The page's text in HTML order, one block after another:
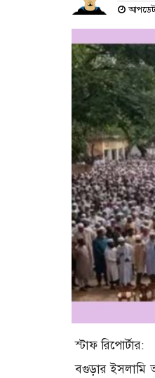
আপডেট
স্টাফ রিপোর্টার:
বগুড়ার ইসলামি